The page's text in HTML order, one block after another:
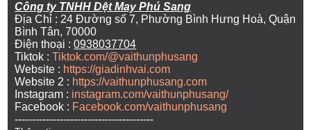
Công ty TNHH Dệt May Phú Sang
Địa Chỉ : 24 Đường số 7, Phường Bình Hưng Hoà, Quận
Bình Tân, 70000
Điện thoại :0938037704
Tiktok :Tiktok.com/@vaithunphusang
Website : https://giadinhvai.com
Website 2 : https://vaithunphusang.com
Instagram : instagram.com/vaithunphusang/
Facebook : Facebook.com/vaithunphusang
----------------------------------------